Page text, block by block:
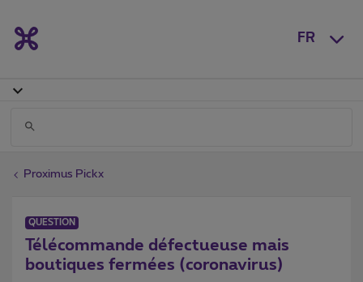
FR
Proximus Pickx
QUESTION
Télécommande défectueuse mais
boutiques fermées (coronavirus)